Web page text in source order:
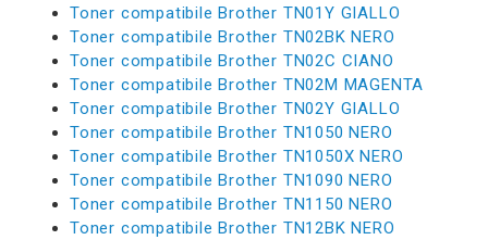
Toner compatibile Brother TN01Y GIALLO
Toner compatibile Brother TN02BK NERO
Toner compatibile Brother TN02C CIANO
Toner compatibile Brother TN02M MAGENTA
Toner compatibile Brother TN02Y GIALLO
Toner compatibile Brother TN1050 NERO
Toner compatibile Brother TN1050X NERO
Toner compatibile Brother TN1090 NERO
Toner compatibile Brother TN1150 NERO
Toner compatibile Brother TN12BK NERO